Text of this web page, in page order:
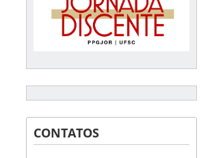
CONTATOS